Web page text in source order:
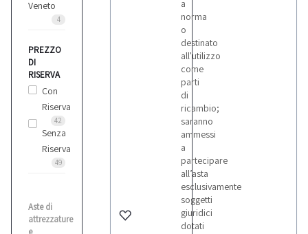
Veneto
4
PREZZO
DI
RISERVA
Con
Riserva
42
Senza
Riserva
49
Aste di
attrezzature
e
a
norma
o
destinato
all'utilizzo
come
parti
di
ricambio;
saranno
ammessi
a
partecipare
all’asta
esclusivamente
soggetti
giuridici
dotati